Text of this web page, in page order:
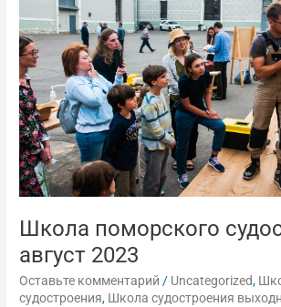
Школа поморского
август 2023
Оставьте комментарий / Uncategorized,
судостроения, Школа судостроения
август
2023